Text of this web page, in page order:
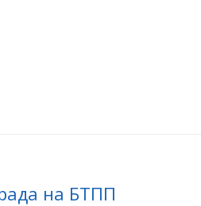
на БТПП